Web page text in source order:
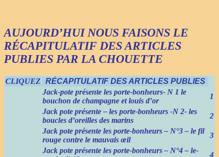
AUJOURD’HUI NOUS FAISONS LE
RÉCAPITULATIF DES ARTICLES
PUBLIES PAR LA CHOUETTE
CLIQUEZ RÉCAPITULATIF DES ARTICLES PUBLIES
Jack-pote présente les porte-bonheurs- N 1 le
bouchon de champagne et louis d’or
1
Jack pote présente – les porte-bonheurs -N 2- les
boucles d’oreilles des marins
2
Jack pote présente les porte-bonheurs – N°3 – le fil
rouge contre le mauvais œil
3
Jack pote présente les porte-bonheurs – N°4 – le-
4